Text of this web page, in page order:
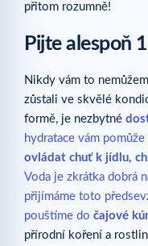
přitom rozumně!
Pijte alespoň
Nikdy vám to
zůstali ve skvělé
formě, je nezbytné
hydratace vám pomůže
ovládat chuť k jídlu,
Voda je zkrátka dobrá
přijímáme toto
pouštíme do čajové
přírodní koření a